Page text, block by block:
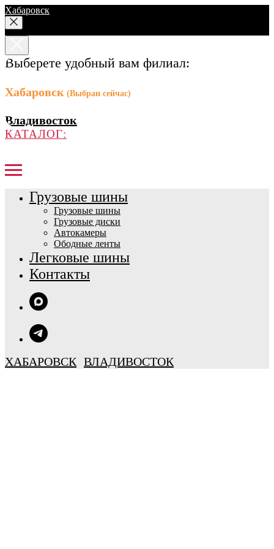
Хабаровск
Выберете удобный вам филиал:
Хабаровск (Выбран сейчас)
Владивосток
КАТАЛОГ:
Грузовые шины
Грузовые шины
Грузовые диски
Автокамеры
Ободные ленты
Легковые шины
Контакты
ХАБАРОВСК ВЛАДИВОСТОК